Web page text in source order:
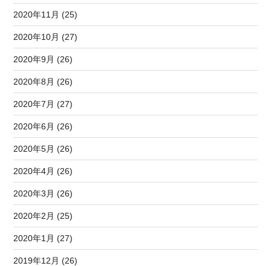
2020年11月 (25)
2020年10月 (27)
2020年9月 (26)
2020年8月 (26)
2020年7月 (27)
2020年6月 (26)
2020年5月 (26)
2020年4月 (26)
2020年3月 (26)
2020年2月 (25)
2020年1月 (27)
2019年12月 (26)